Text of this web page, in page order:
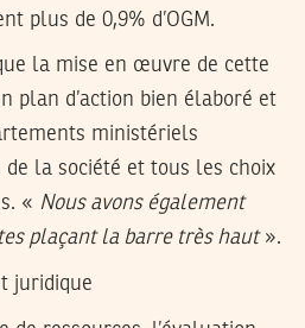
plus de 0,9% d’OGM.
la mise en œuvre de cette
plan d’action bien élaboré et
ministériels
de la société et tous les choix
« Nous avons également
plaçant la barre très haut».
juridique